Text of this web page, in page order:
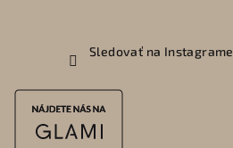
Sledovať na Instagrame